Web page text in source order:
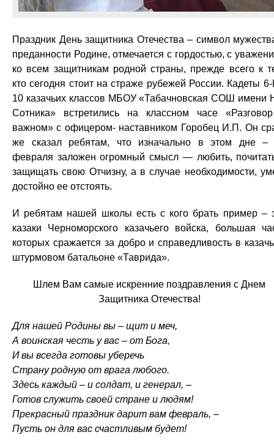
Праздник День защитника Отечества – символ
преданности Родине, отмечается с гордостью, с
ко всем защитникам родной страны, прежде всего к
кто сегодня стоит на страже рубежей России. Кадеты
10 казачьих классов МБОУ «Табачновская СОШ имени
Сотника» встретились на классном часе
важном» с офицером- наставником Горобец И.П. Он
же сказал ребятам, что изначально в этом дне –
февраля заложен огромный смысл — любить,
защищать свою Отчизну, а в случае необходимости,
достойно ее отстоять.
И ребятам нашей школы есть с кого брать пример –
казаки Черноморского казачьего войска, большая
которых сражается за добро и справедливость в
штурмовом батальоне «Таврида».
Шлем Вам самые искренние поздравления с Днем
Защитника Отечества!
Для нашей Родины вы – щит и меч,
А воинская честь у вас – от Бога,
И вы всегда готовы уберечь
Страну родную от врага любого.
Здесь каждый – и солдат, и генерал, –
Готов служить своей стране и людям!
Прекрасный праздник дарит вам февраль, –
Пусть он для вас счастливым будет!